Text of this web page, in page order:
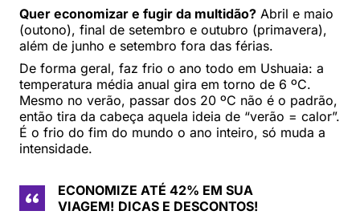
Quer economizar e fugir da multidão? Abril e maio
(outono), final de setembro e outubro (primavera),
além de junho e setembro fora das férias.
De forma geral, faz frio o ano todo em Ushuaia: a
temperatura média anual gira em torno de 6 ºC.
Mesmo no verão, passar dos 20 ºC não é o padrão,
então tira da cabeça aquela ideia de “verão = calor”.
É o frio do fim do mundo o ano inteiro, só muda a
intensidade.
ECONOMIZE ATÉ 42% EM SUA
VIAGEM! DICAS E DESCONTOS!